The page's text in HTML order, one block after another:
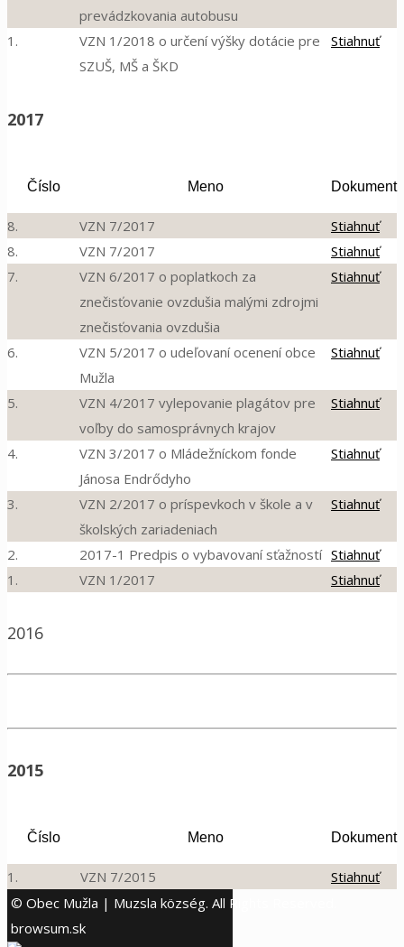
prevádzkovania autobusu
1.
VZN 1/2018 o určení výšky dotácie pre
SZUŠ, MŠ a ŠKD
Stiahnuť
2017
Číslo Meno Dokument
8. VZN 7/2017
Stiahnuť
8.
VZN 7/2017
Stiahnuť
7.
VZN 6/2017 o poplatkoch za
znečisťovanie ovzdušia malými zdrojmi
znečisťovania ovzdušia
Stiahnuť
6.
VZN 5/2017 o udeľovaní ocenení obce
Mužla
Stiahnuť
5.
VZN 4/2017 vylepovanie plagátov pre
voľby do samosprávnych krajov
Stiahnuť
4.
VZN 3/2017 o Mládežníckom fonde
Jánosa Endrődyho
Stiahnuť
3.
VZN 2/2017 o príspevkoch v škole a v
školských zariadeniach
Stiahnuť
2. 2017-1 Predpis o vybavovaní sťažností Stiahnuť
1.
VZN 1/2017 Stiahnuť
2016
2015
Číslo Meno Dokument
1. VZN 7/2015
Stiahnuť
© Obec Mužla | Muzsla község. All Rights Reserved.
browsum.sk